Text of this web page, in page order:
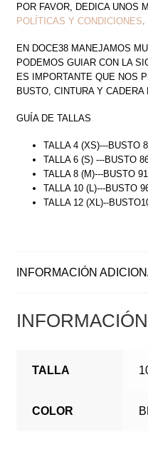
POR FAVOR, DEDICA UNOS
POLÍTICAS Y CONDICIONES
EN DOCE38 MANEJAMOS
PODEMOS GUIAR CON LA
ES IMPORTANTE QUE NOS
BUSTO, CINTURA Y CADERA
GUÍA DE TALLAS
TALLA 4 (XS)---BUSTO
TALLA 6 (S) ---BUSTO
TALLA 8 (M)---BUSTO
TALLA 10 (L)---BUSTO
TALLA 12 (XL)--
INFORMACIÓN
TALLA
COLOR